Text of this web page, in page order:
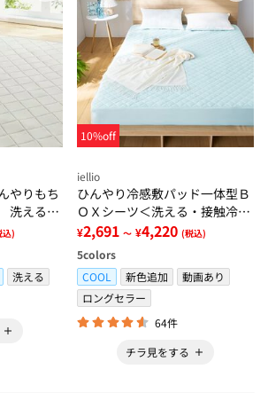
やりもち
洗えるラ
・接触
ット＞
込)
洗える
10%off
iellio
ひんやり冷感敷パッド一体型Ｂ
ＯＸシーツ＜洗える・接触冷
感・抗菌防臭・時短・家事楽・
ボックスシーツ・寝苦しさ対策
＞
¥2,691 ～ ¥4,220 (税込)
5colors
COOL
新色追加
動画あり
ロングセラー
64件
チラ見をする